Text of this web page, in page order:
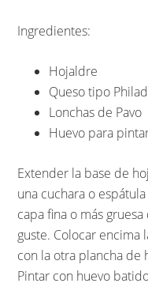
Ingredientes:
Hojaldre
Queso tipo
Lonchas de Pavo
Huevo para
Extender la base de
una cuchara o
capa fina o más
guste. Colocar encima
con la otra plancha de
Pintar con huevo